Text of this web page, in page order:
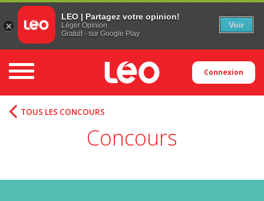
Toggle navigation Connexion
Concours
TOUS LES CONCOURS
LEO | Partagez votre opinion!
Léger Opinion
Gratuit - sur Google Play
Voir